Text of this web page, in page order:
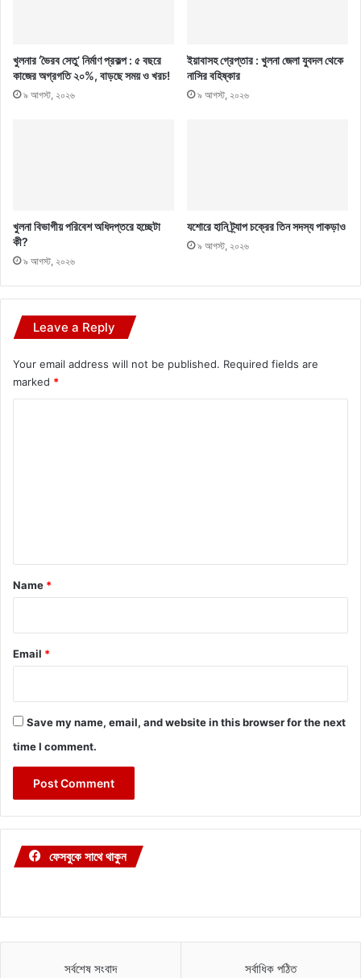
খুলনার ‘ভৈরব সেতু’ নির্মাণ প্রকল্প : ৫ বছরে
কাজের অগ্রগতি ২০%, বাড়ছে সময় ও খরচ!
৯ আগস্ট, ২০২৬
ইয়াবাসহ গ্রেপ্তার : খুলনা জেলা যুবদল থেকে
নাসির বহিষ্কার
৯ আগস্ট, ২০২৬
খুলনা বিভাগীয় পরিবেশ অধিদপ্তরে হচ্ছেটা
কী?
৯ আগস্ট, ২০২৬
যশোরে হানি ট্র্যাপ চক্রের তিন সদস্য পাকড়াও
৯ আগস্ট, ২০২৬
Leave a Reply
Your email address will not be published. Required fields are
marked *
*
Name *
Email *
Save my name, email, and website in this browser for the next
time I comment.
ফেসবুকে সাথে থাকুন
সর্বশেষ সংবাদ সর্বাধিক পঠিত